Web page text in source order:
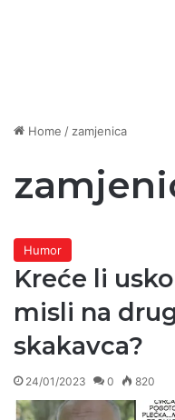
Home / zamjenica
Humor
Kreće li
misli na
skakavca?
24/01/2023 0 820